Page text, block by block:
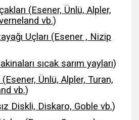
(Esener, Ünlü, Alpler,
vb.)
Uçları (Esener , Nizip
sıcak sarım yayları)
Ünlü, Alpler, Turan,
vb.)
Diskli, Diskaro, Goble vb.)